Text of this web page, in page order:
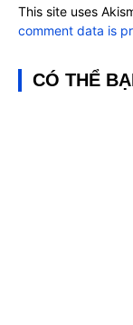
This site uses
comment data is
CÓ THỂ